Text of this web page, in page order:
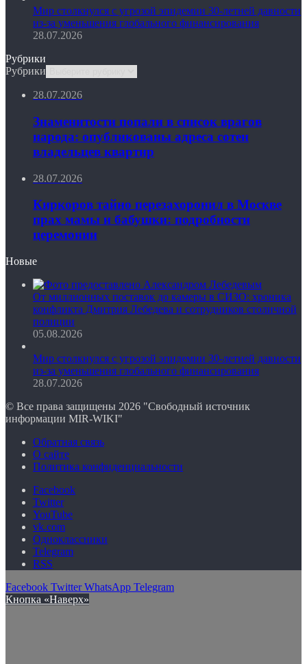
Мир столкнулся с угрозой эпидемии 30-летней давности
из-за уменьшения глобального финансирования
28.07.2026
Рубрики
Рубрики
28.07.2026
Знаменитости попали в список врагов
народа: опубликованы адреса сотен
владельцев квартир
28.07.2026
Киркоров тайно перезахоронил в Москве
прах мамы и бабушки: подробности
церемонии
Новые
От миллионных поставок до камеры в СИЗО: хроника
конфликта Дмитрия Лебедева и сотрудников столичной
полиции
05.08.2026
Мир столкнулся с угрозой эпидемии 30-летней давности
из-за уменьшения глобального финансирования
28.07.2026
© Все права защищены 2026 "Свободный источник
информации MIR-WIKI"
Обратная связь
О сайте
Политика конфиденциальности
Facebook
Twitter
YouTube
vk.com
Одноклассники
Telegram
RSS
Facebook Twitter WhatsApp Telegram
Кнопка «Наверх»